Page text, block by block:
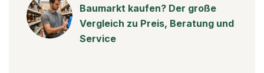
Baumarkt kaufen? Der große
Vergleich zu Preis, Beratung und
Service